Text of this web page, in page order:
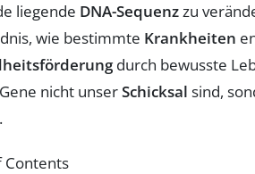
liegende DNA-Sequenzzu
wie bestimmte Krankheiten
durch bewusste
nicht unserSchicksal sind,
Contents